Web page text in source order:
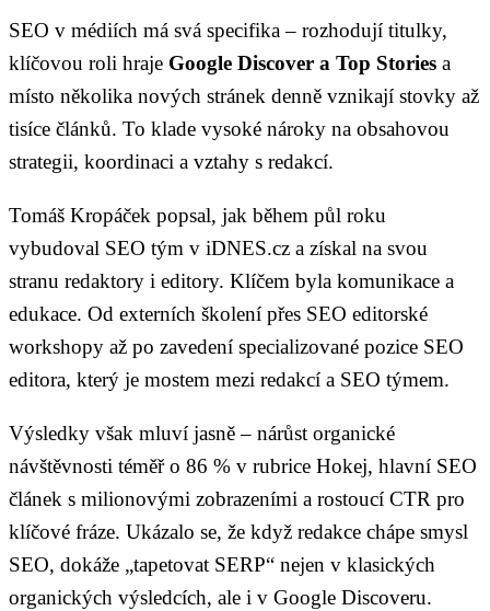
SEO v médiích má svá specifika – rozhodují titulky,
klíčovou roli hraje Google Discover a Top Stories a
místo několika nových stránek denně vznikají stovky až
tisíce článků. To klade vysoké nároky na obsahovou
strategii, koordinaci a vztahy s redakcí.
Tomáš Kropáček popsal, jak během půl roku
vybudoval SEO tým v iDNES.cz a získal na svou
stranu redaktory i editory. Klíčem byla komunikace a
edukace. Od externích školení přes SEO editorské
workshopy až po zavedení specializované pozice SEO
editora, který je mostem mezi redakcí a SEO týmem.
Výsledky však mluví jasně – nárůst organické
návštěvnosti téměř o 86 % v rubrice Hokej, hlavní SEO
článek s milionovými zobrazeními a rostoucí CTR pro
klíčové fráze. Ukázalo se, že když redakce chápe smysl
SEO, dokáže „tapetovat SERP“ nejen v klasických
organických výsledcích, ale i v Google Discoveru.